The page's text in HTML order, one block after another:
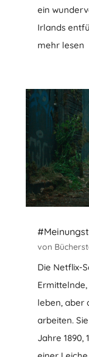
ein
Irlands
mehr lesen
von
Die Netflix-
leben, aber
arbeiten.
Jahre 1890,